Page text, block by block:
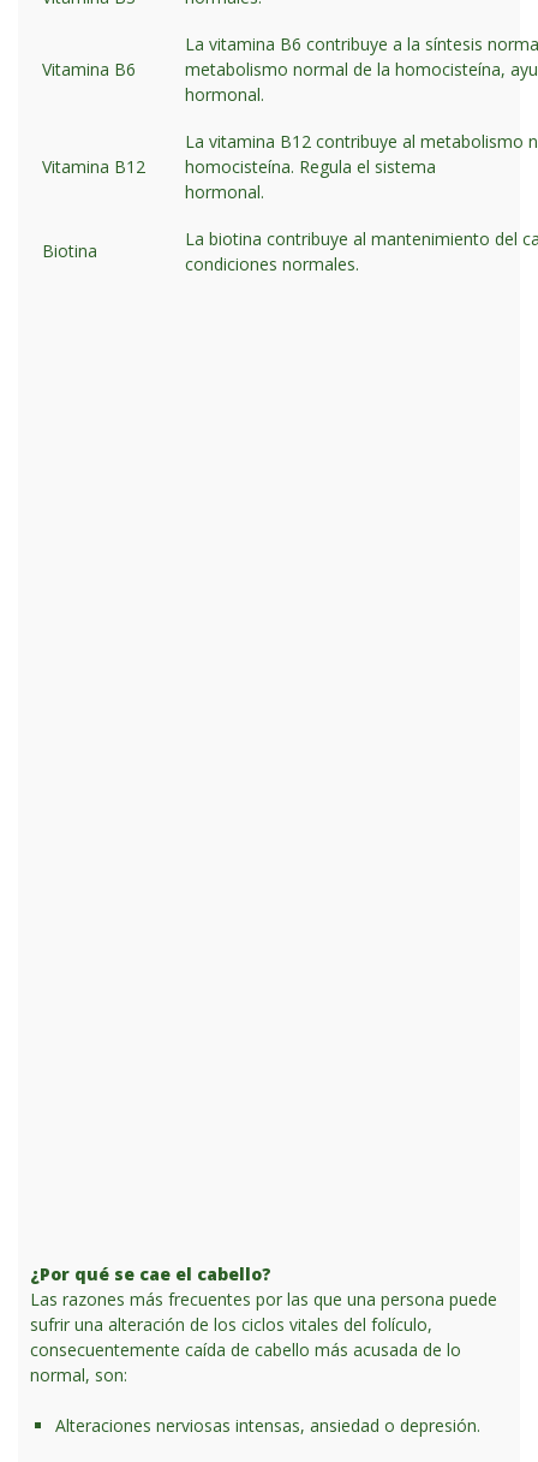
Vitamina B6
La vitamina B6 contribuye a la síntesis
metabolismo normal de la homocisteína,
hormonal.
Vitamina B12
La vitamina B12 contribuye al metabolismo
homocisteína. Regula el sistema
hormonal.
Biotina
La biotina contribuye al mantenimiento del
condiciones normales.
¿Por qué se cae el cabello?
Las razones más frecuentes por las que una persona puede
sufrir una alteración de los ciclos vitales del folículo,
consecuentemente caída de cabello más acusada de lo
normal, son:
Alteraciones nerviosas intensas, ansiedad o depresión.